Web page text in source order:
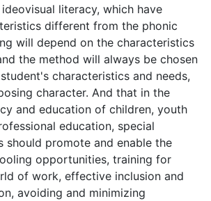
literacy, which have
different from the phonic
will depend on the characteristics
the method will always be chosen
characteristics and needs,
character. And that in the
and education of children, youth
education, special
should promote and enable the
opportunities, training for
of work, effective inclusion and
avoiding and minimizing